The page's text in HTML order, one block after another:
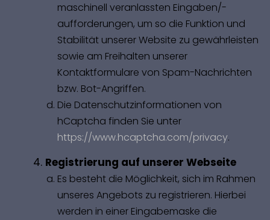
maschinell veranlassten Eingaben/-
aufforderungen, um so die Funktion und
Stabilität unserer Website zu gewährleisten
sowie am Freihalten unserer
Kontaktformulare von Spam-Nachrichten
bzw. Bot-Angriffen.
Die Datenschutzinformationen von
hCaptcha finden Sie unter
https://www.hcaptcha.com/privacy.
Registrierung auf unserer Webseite
Es besteht die Möglichkeit, sich im Rahmen
unseres Angebots zu registrieren. Hierbei
werden in einer Eingabemaske die